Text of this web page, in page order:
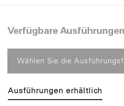
Verfügbare Ausführungen
Wählen Sie die
Ausführungen erhältlich